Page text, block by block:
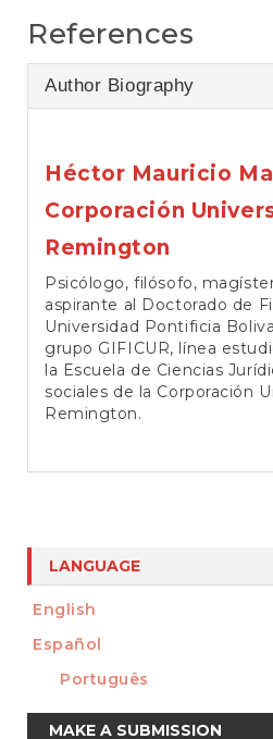
References
Author Biography
Héctor Mauricio
Corporación
Remington
Psicólogo, filósofo,
aspirante al Doctorado de
Universidad Pontificia
grupo GIFICUR, línea
la Escuela de Ciencias
sociales de la Corporación
Remington.
LANGUAGE
English
Español
Português
Make
MAKE A SUBMISSION